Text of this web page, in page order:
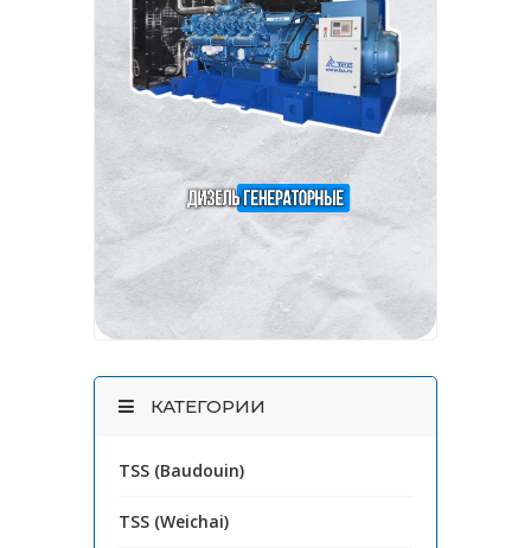
КАТЕГОРИИ
TSS (Baudouin)
TSS (Weichai)